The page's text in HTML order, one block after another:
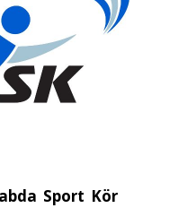
Sport Kör